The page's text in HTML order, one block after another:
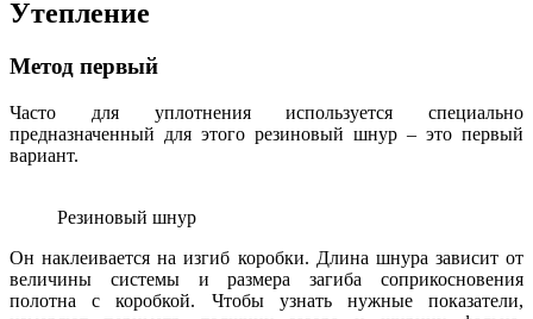
Утепление
Метод первый
Часто для уплотнения используется специально
предназначенный для этого резиновый шнур – это первый
вариант.
Резиновый шнур
Он наклеивается на изгиб коробки. Длина шнура зависит от
величины системы и размера загиба соприкосновения
полотна с коробкой. Чтобы узнать нужные показатели,